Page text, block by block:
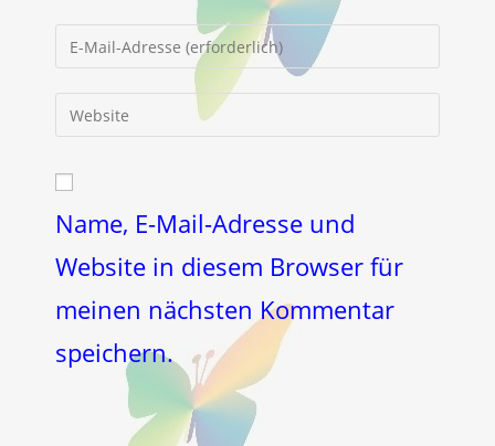
Namen
oder
Kommentieren
deine
E-
Mail-
zum
ein
deine
URL
ein
(optional)
Name, E-Mail-Adresse und
Website in diesem Browser für
meinen nächsten Kommentar
speichern.